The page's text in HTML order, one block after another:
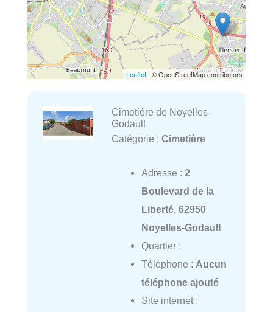
Leaflet | © OpenStreetMap contributors
Cimetière de Noyelles-
Godault
Catégorie : Cimetière
Adresse : 2
Boulevard de la
Liberté, 62950
Noyelles-Godault
Quartier :
Téléphone : Aucun
téléphone ajouté
Site internet :